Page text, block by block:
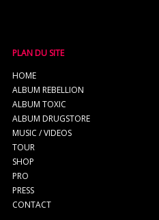
PLAN DU SITE
HOME
ALBUM REBELLION
ALBUM TOXIC
ALBUM DRUGSTORE
MUSIC / VIDEOS
TOUR
SHOP
PRO
PRESS
CONTACT